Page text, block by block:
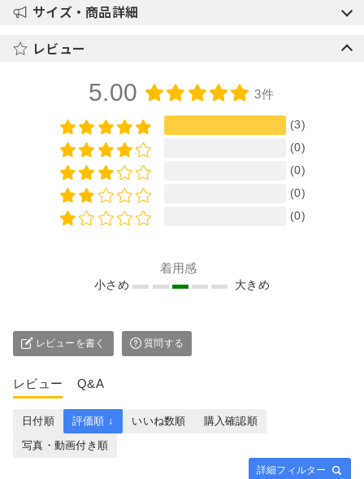
サイズ・商品詳細
レビュー
5.00 3件
(3)
(0)
(0)
(0)
(0)
着用感
小さめ 大きめ
レビューを書く 質問する
レビュー Q&A
詳細フィルター
日付順 評価順 ↓ いいね数順
購入確認順
写真・動画付き順